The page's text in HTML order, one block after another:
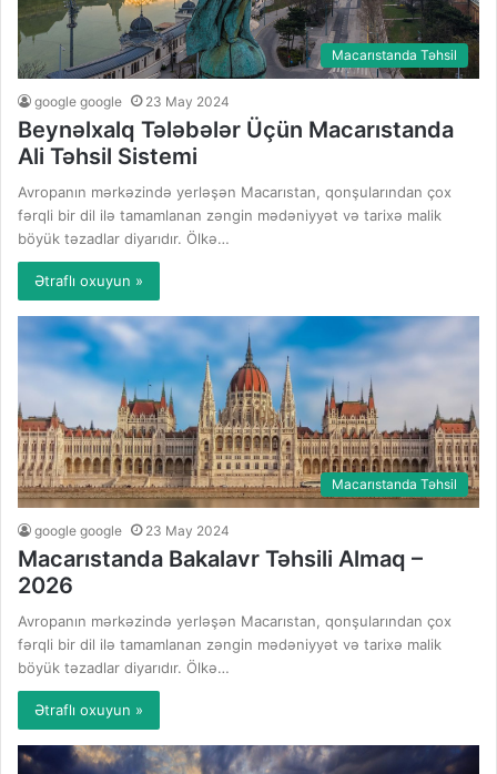
Macarıstanda Təhsil
google google 23 May 2024
Beynəlxalq Tələbələr Üçün Macarıstanda
Ali Təhsil Sistemi
Avropanın mərkəzində yerləşən Macarıstan, qonşularından çox
fərqli bir dil ilə tamamlanan zəngin mədəniyyət və tarixə malik
böyük təzadlar diyarıdır. Ölkə…
Ətraflı oxuyun »
Macarıstanda Təhsil
google google 23 May 2024
Macarıstanda Bakalavr Təhsili Almaq –
2026
Avropanın mərkəzində yerləşən Macarıstan, qonşularından çox
fərqli bir dil ilə tamamlanan zəngin mədəniyyət və tarixə malik
böyük təzadlar diyarıdır. Ölkə…
Ətraflı oxuyun »